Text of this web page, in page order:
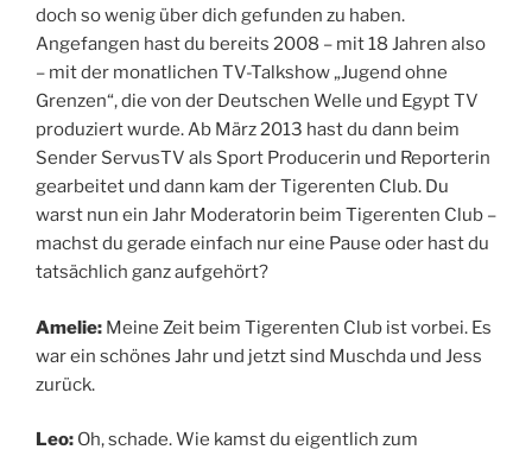
doch so wenig über dich gefunden zu haben.
Angefangen hast du bereits 2008 – mit 18 Jahren also
– mit der monatlichen TV-Talkshow „Jugend ohne
Grenzen“, die von der Deutschen Welle und Egypt TV
produziert wurde. Ab März 2013 hast du dann beim
Sender ServusTV als Sport Producerin und Reporterin
gearbeitet und dann kam der Tigerenten Club. Du
warst nun ein Jahr Moderatorin beim Tigerenten Club –
machst du gerade einfach nur eine Pause oder hast du
tatsächlich ganz aufgehört?
Amelie: Meine Zeit beim Tigerenten Club ist vorbei. Es
war ein schönes Jahr und jetzt sind Muschda und Jess
zurück.
Leo: Oh, schade. Wie kamst du eigentlich zum